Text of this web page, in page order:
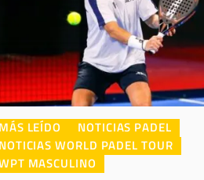
MÁS LEÍDO
NOTICIAS PADEL
NOTICIAS WORLD PADEL TOUR
MASCULINO